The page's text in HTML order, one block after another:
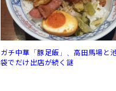
ガチ中華「豚足飯」、高田馬場と
袋でだけ出店が続く謎